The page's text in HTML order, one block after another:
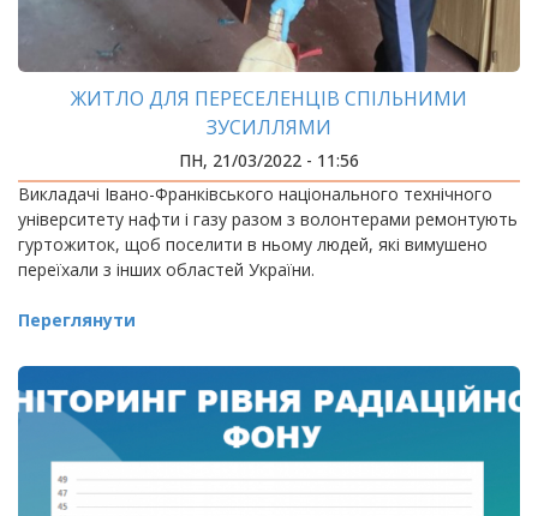
ЖИТЛО ДЛЯ ПЕРЕСЕЛЕНЦІВ СПІЛЬНИМИ
ЗУСИЛЛЯМИ
ПН, 21/03/2022 - 11:56
Викладачі Івано-Франківського національного технічного
університету нафти і газу разом з волонтерами ремонтують
гуртожиток, щоб поселити в ньому людей, які вимушено
переїхали з інших областей України.
Переглянути